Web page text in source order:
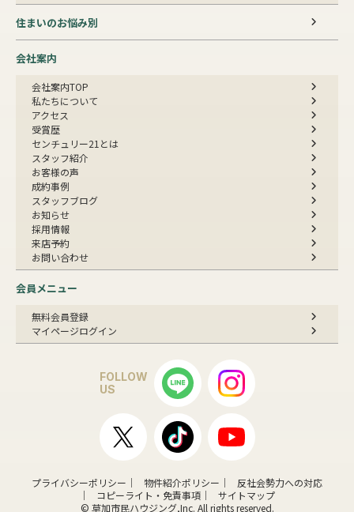
住まいのお悩み別
会社案内
会社案内TOP
私たちについて
アクセス
受賞歴
センチュリー21とは
スタッフ紹介
お客様の声
成約事例
スタッフブログ
お知らせ
採用情報
来店予約
お問い合わせ
会員メニュー
無料会員登録
マイページログイン
FOLLOW
US
プライバシーポリシー 物件紹介ポリシー
反社会勢力への対応
コピーライト・免責事項
サイトマップ
© 草加市民ハウジング,Inc. All rights reserved.